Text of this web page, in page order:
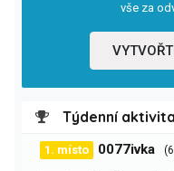
vše za
Týdenní aktivita
1. místo 0077ivka